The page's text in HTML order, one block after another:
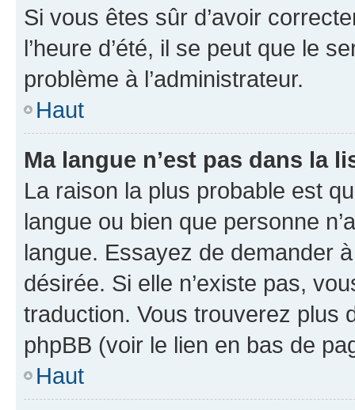
Si vous êtes sûr d’avoir
l’heure d’été, il se peut que le
problème à l’administrateur.
Haut
Ma langue n’est pas dans la
La raison la plus probable est
langue ou bien que personne
langue. Essayez de demander
désirée. Si elle n’existe pas,
traduction. Vous trouverez plus
phpBB (voir le lien en bas de
Haut